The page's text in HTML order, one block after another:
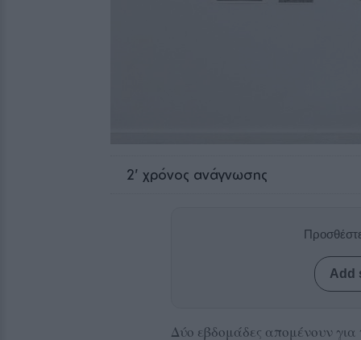
2' χρόνος ανάγνωσης
Add
Δύο εβδομάδες απομένουν για